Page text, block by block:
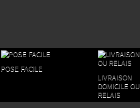
POSE FACILE
LIVRAISON
DOMICILE OU
RELAIS